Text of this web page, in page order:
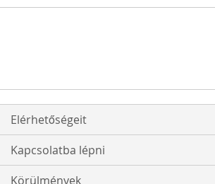
Elérhetőségeit
Kapcsolatba lépni
Körülmények